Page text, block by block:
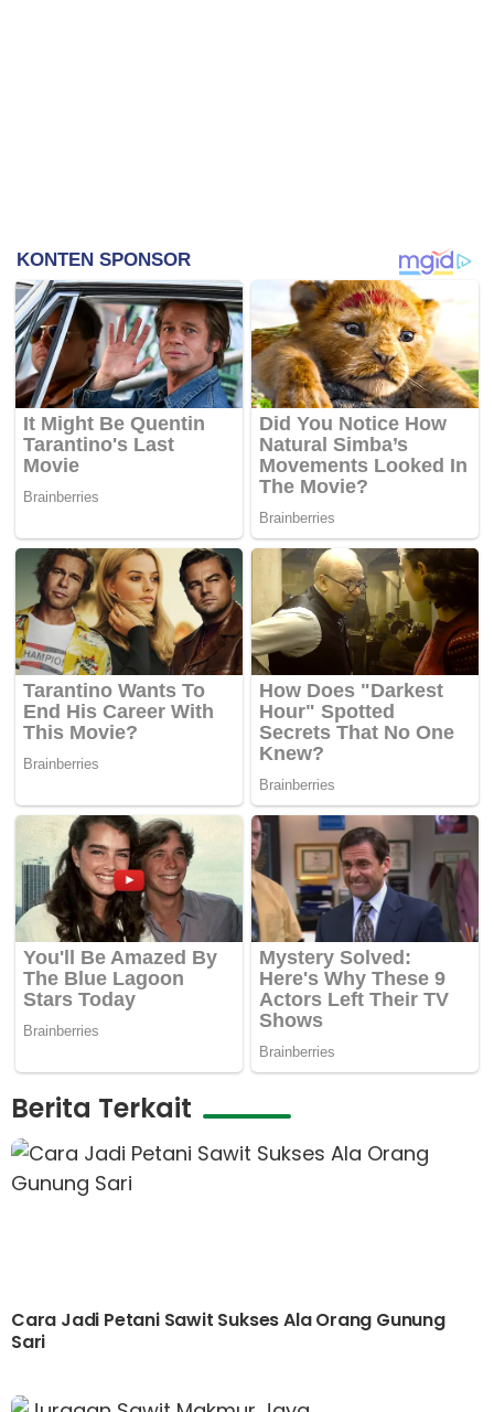
Berita Terkait
Cara Jadi Petani Sawit Sukses Ala Orang Gunung
Sari